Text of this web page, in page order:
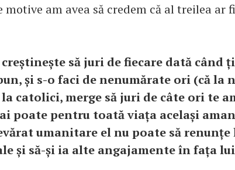
motive am avea să credem că al treilea ar
să juri de fiecare dată când
și s-o faci de nenumărate ori (că la
catolici, merge să juri de câte ori te
poate pentru toată viața același
umanitare el nu poate să renunțe
și să-și ia alte angajamente în fața lui